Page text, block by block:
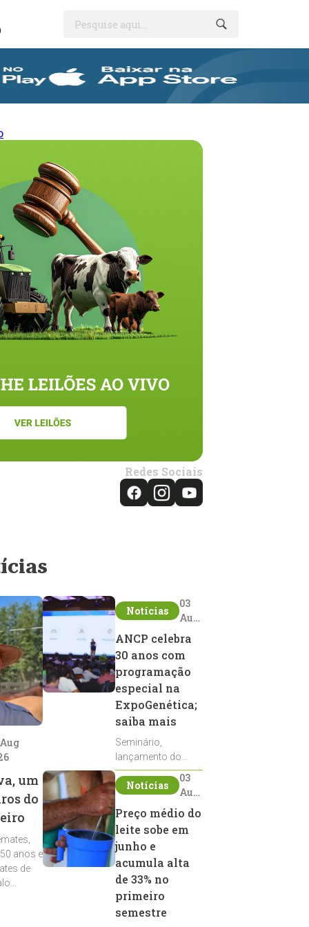
Pesquise aqui...
Redes Sociais
um
do
anos e
de
Notícias
03
Aug
ANCP celebra
30 anos com
programação
especial na
ExpoGenética;
saiba mais
Seminário,
lançamento do
Sumário de Touros,
debates, podcast,
reprodutores e
homenagens
integram a
programação da
entidade durante a
ExpoGenética 2026
Notícias
03
Aug
2026
Preço médio do
leite sobe em
junho e
acumula alta
de 33% no
primeiro
semestre